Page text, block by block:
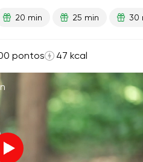
20 min 25 min 30
pontos 47 kcal